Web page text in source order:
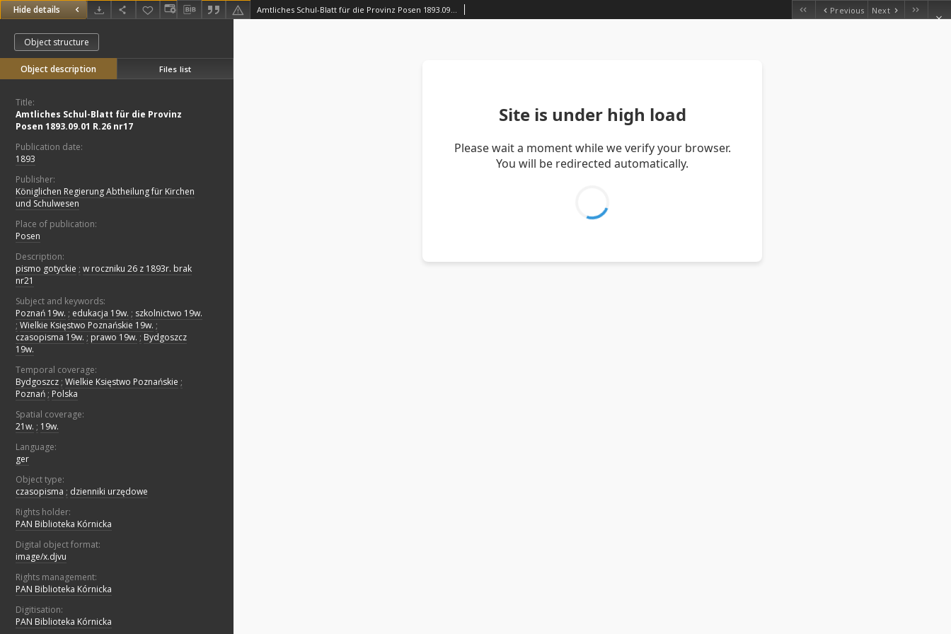
Hide details Amtliches Schul-Blatt für die Provinz Posen 1893.09.01 R.26 nr17 Previous Next
Object structure
Object description Files list
Title:
Amtliches Schul-Blatt für die Provinz
Posen 1893.09.01 R.26 nr17
Publication date:
1893
Publisher:
Königlichen Regierung Abtheilung für Kirchen
und Schulwesen
Place of publication:
Posen
Description:
pismo gotyckie ; w roczniku 26 z 1893r. brak
nr21
Subject and keywords:
Poznań 19w. ; edukacja 19w. ; szkolnictwo 19w.
; Wielkie Księstwo Poznańskie 19w. ;
czasopisma 19w. ; prawo 19w. ; Bydgoszcz
19w.
Temporal coverage:
Bydgoszcz ; Wielkie Księstwo Poznańskie ;
Poznań ; Polska
Spatial coverage:
21w. ; 19w.
Language:
ger
Object type:
czasopisma ; dzienniki urzędowe
Rights holder:
PAN Biblioteka Kórnicka
Digital object format:
image/x.djvu
Rights management:
PAN Biblioteka Kórnicka
Digitisation:
PAN Biblioteka Kórnicka